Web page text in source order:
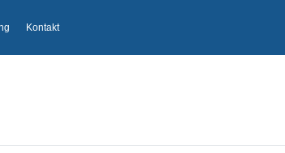
Kontakt